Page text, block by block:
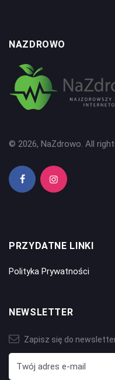
NAZDROWO
© 2026, NaZdrowo. All
PRZYDATNE LINKI
Polityka Prywatności
NEWSLETTER
Zapisz się do